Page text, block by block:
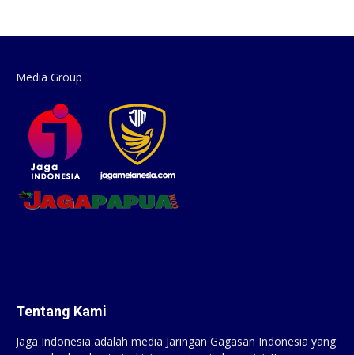
Media Group
Tentang Kami
Jaga Indonesia adalah media Jaringan Gagasan Indonesia yang